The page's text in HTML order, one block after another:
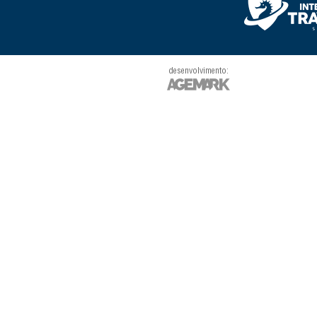
desenvolvimento: